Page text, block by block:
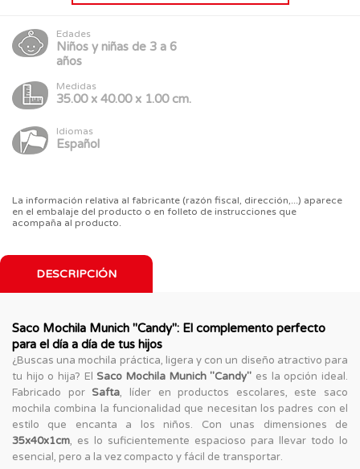
Edades
Niños y niñas de 3 a 6
años
Medidas
35.00 x 40.00 x 1.00 cm.
Idiomas
Español
La información relativa al fabricante (razón fiscal, dirección,...) aparece
en el embalaje del producto o en folleto de instrucciones que
acompaña al producto.
DESCRIPCIÓN
Saco Mochila Munich "Candy": El complemento perfecto
para el día a día de tus hijos
¿Buscas una mochila práctica, ligera y con un diseño atractivo para
tu hijo o hija? El Saco Mochila Munich "Candy" es la opción ideal.
Fabricado por Safta, líder en productos escolares, este saco
mochila combina la funcionalidad que necesitan los padres con el
estilo que encanta a los niños. Con unas dimensiones de
35x40x1cm, es lo suficientemente espacioso para llevar todo lo
esencial, pero a la vez compacto y fácil de transportar.